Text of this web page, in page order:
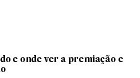
e onde ver a premiação e